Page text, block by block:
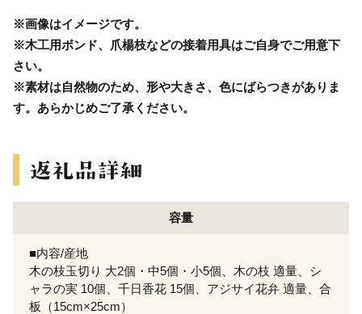
※画像はイメージです。
※木工用ボンド、爪楊枝などの接着用具はご自身でご用意下
さい。
※素材は自然物のため、形や大きさ、色にばらつきがありま
す。あらかじめご了承ください。
容量
■内容/産地
木の枝玉切り 大2個・中5個・小5個、木の枝 適量、シ
ャラの実 10個、千日香花 15個、アジサイ花弁 適量、合
板（15cm×25cm）